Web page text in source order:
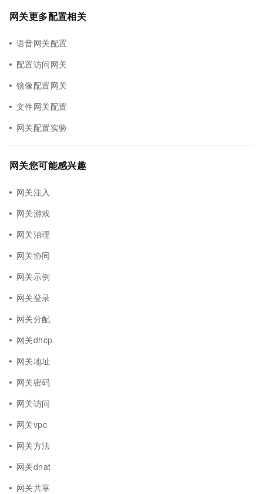
网关更多配置相关
语音网关配置
配置访问网关
镜像配置网关
文件网关配置
网关配置实验
网关您可能感兴趣
网关注入
网关游戏
网关治理
网关协同
网关示例
网关登录
网关分配
网关dhcp
网关地址
网关密码
网关访问
网关vpc
网关方法
网关dnat
网关共享